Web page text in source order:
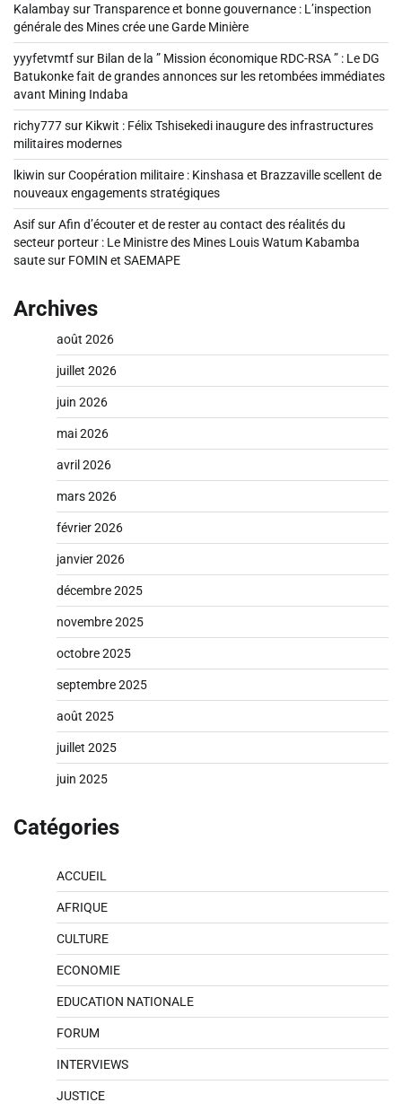
KalambaysurTransparence et bonne gouvernance : L’inspection
générale des Mines crée une Garde Minière
yyyfetvmtfsur Bilan de la ” Mission économique RDC-RSA ” : Le DG
Batukonke fait de grandes annonces sur les retombées immédiates
avant Mining Indaba
richy777sur Kikwit : Félix Tshisekedi inaugure des infrastructures
militaires modernes
lkiwin surCoopération militaire : Kinshasa et Brazzaville scellent de
nouveaux engagements stratégiques
AsifsurAfin d’écouter et de rester au contact des réalités du
secteur porteur : Le Ministre des Mines Louis Watum Kabamba
saute sur FOMIN et SAEMAPE
Archives
août 2026
juillet 2026
juin 2026
mai 2026
avril 2026
mars 2026
février 2026
janvier 2026
décembre 2025
novembre 2025
octobre 2025
septembre 2025
août 2025
juillet 2025
juin 2025
Catégories
ACCUEIL
AFRIQUE
CULTURE
ECONOMIE
EDUCATION NATIONALE
FORUM
INTERVIEWS
JUSTICE